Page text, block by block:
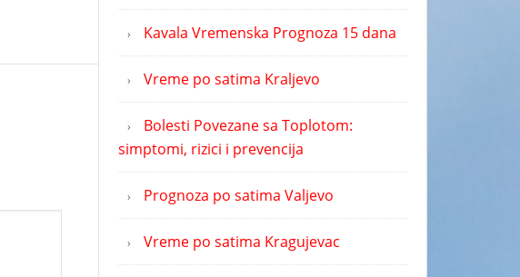
Kavala Vremenska Prognoza 15 dana
Vreme po satima Kraljevo
Bolesti Povezane sa Toplotom:
simptomi, rizici i prevencija
Prognoza po satima Valjevo
Vreme po satima Kragujevac